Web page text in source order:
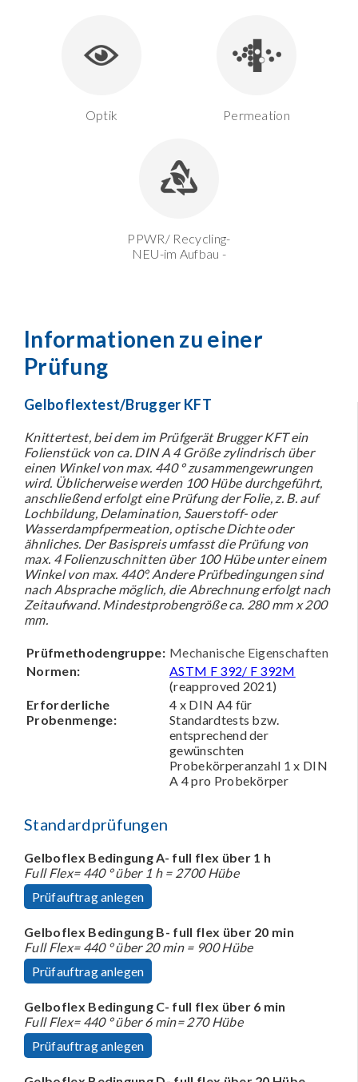
Optik Permeation
PPWR/ Recycling-
NEU-im Aufbau -
Informationen zu einer
Prüfung
Gelboflextest/Brugger KFT
Knittertest, bei dem im Prüfgerät Brugger KFT ein
Folienstück von ca. DIN A 4 Größe zylindrisch über
einen Winkel von max. 440 ° zusammengewrungen
wird. Üblicherweise werden 100 Hübe durchgeführt,
anschließend erfolgt eine Prüfung der Folie, z. B. auf
Lochbildung, Delamination, Sauerstoff- oder
Wasserdampfpermeation, optische Dichte oder
ähnliches. Der Basispreis umfasst die Prüfung von
max. 4 Folienzuschnitten über 100 Hübe unter einem
Winkel von max. 440°. Andere Prüfbedingungen sind
nach Absprache möglich, die Abrechnung erfolgt nach
Zeitaufwand. Mindestprobengröße ca. 280 mm x 200
mm.
Prüfmethodengruppe: Mechanische Eigenschaften
Normen:
ASTM F 392/ F 392M
(reapproved 2021)
Erforderliche
Probenmenge:
4 x DIN A4 für
Standardtests bzw.
entsprechend der
gewünschten
Probekörperanzahl 1 x DIN
A 4 pro Probekörper
Standardprüfungen
Gelboflex Bedingung A- full flex über 1 h
Full Flex= 440 ° über 1 h = 2700 Hübe
Prüfauftrag anlegen
Gelboflex Bedingung B- full flex über 20 min
Full Flex= 440 ° über 20 min = 900 Hübe
Prüfauftrag anlegen
Gelboflex Bedingung C- full flex über 6 min
Full Flex= 440 ° über 6 min= 270 Hübe
Prüfauftrag anlegen